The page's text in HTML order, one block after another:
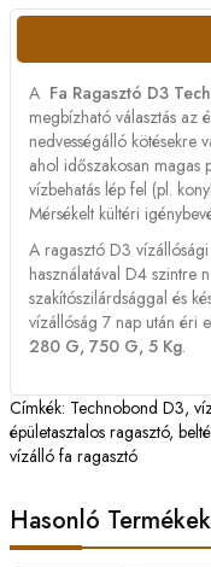
A Fa Ragasztó D3
megbízható választás az
nedvességálló kötésekre
ahol időszakosan
vízbehatás lép fel (pl.
Mérsékelt kültéri
A ragasztó D3
használatával D4 szintre
szakítószilárdsággal és
vízállóság 7 nap után éri
280 G, 750 G, 5 Kg.
Címkék: Technobond D3,
épületasztalos ragasztó,
vízálló fa ragasztó
Hasonló Termékek